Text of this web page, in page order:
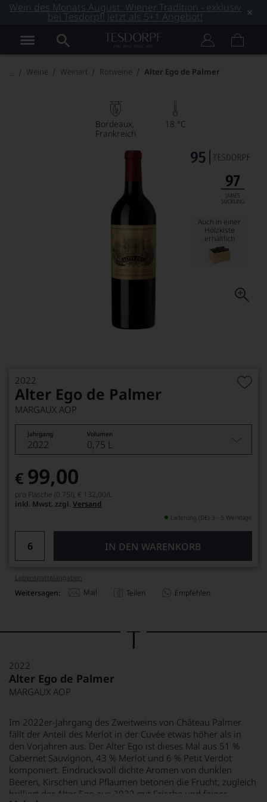
Wein des Monats August: Wiener Tradition - exklusiv
bei Tesdorpf! Jetzt als 5+1 Angebot!
Weine Weinart Rotweine Alter Ego de Palmer
Bordeaux
Frankreich
18 °C
Auch in einer
Holzkiste
erhältlich
2022
Alter Ego de Palmer
MARGAUX AOP
Jahrgang Volumen
2022 0,75 L
€ 99,00
pro Flasche (0.75l), € 132,00/L
inkl. Mwst. zzgl. Versand
Lieferung (DE) 3 - 5 Werktage
IN DEN WARENKORB
Lebensmittel­angaben
Weitersagen: Mail Teilen Empfehlen
2022
Alter Ego de Palmer
MARGAUX AOP
Im 2022er-Jahrgang des Zweitweins von Château Palmer
fällt der Anteil des Merlot in der Cuvée etwas höher als in
den Vorjahren aus. Der Alter Ego ist dieses Mal aus 51 %
Cabernet Sauvignon, 43 % Merlot und 6 % Petit Verdot
komponiert. Eindrucksvoll dichte Aromen von dunklen
Beeren, Kirschen und Pflaumen betonen die Frucht, zugleich
brilliert der Alter Ego aus 2022 mit Frische und feiner